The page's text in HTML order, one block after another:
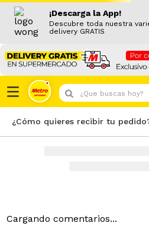
¡Descarga la App!
Descubre toda nuestra
delivery GRATIS
¿Que buscas hoy?
¿Cómo quieres recibir tu
Cargando comentarios...